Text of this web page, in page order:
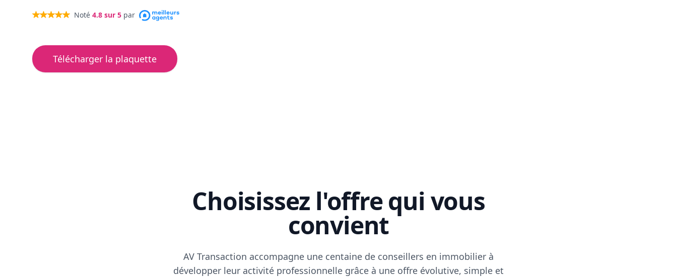
Noté 4.8 sur 5 par
Télécharger la plaquette
Choisissez l'offre qui vous
convient
AV Transaction accompagne une centaine de conseillers en immobilier à
développer leur activité professionnelle grâce à une offre évolutive, simple et